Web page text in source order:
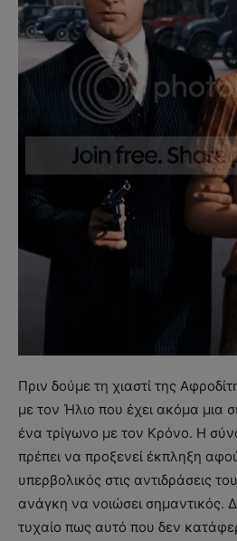
Πριν δούμε τη χιαστί της
με τον Ήλιο που έχει ακόμα μια
ένα τρίγωνο με τον Κρόνο. Η
πρέπει να προξενεί έκπληξη
υπερβολικός στις αντιδράσεις
ανάγκη να νοιώσει σημαντικός.
τυχαίο πως αυτό που δεν